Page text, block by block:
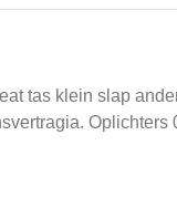
tas klein slap
Oplichters